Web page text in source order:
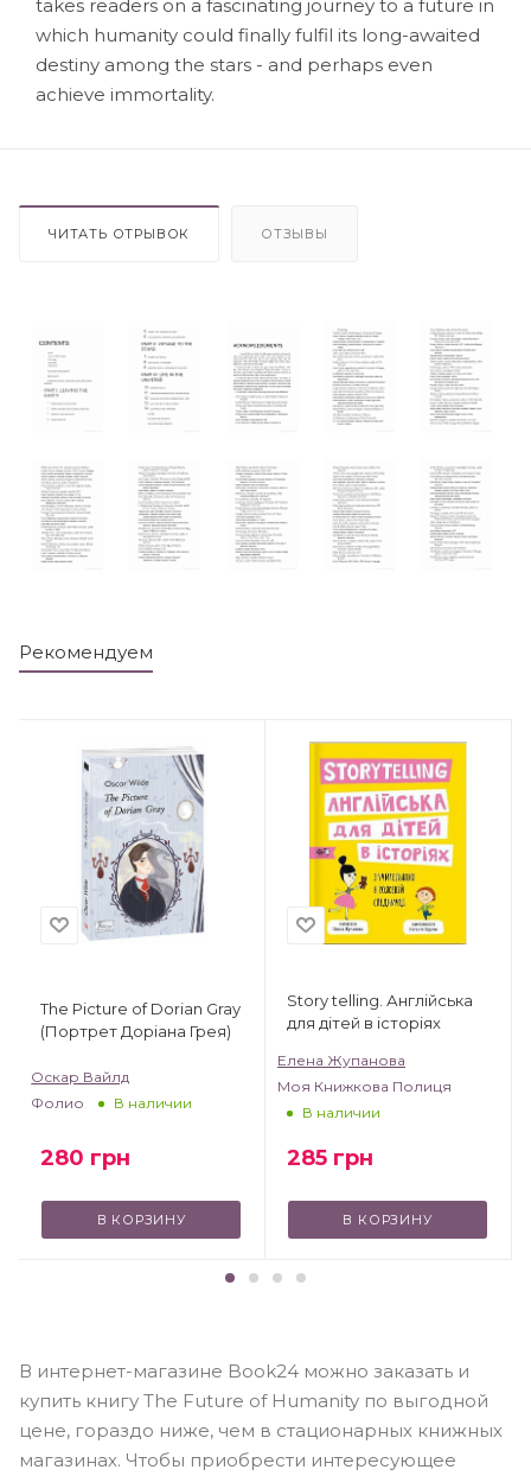
takes readers on a fascinating journey to a future in
which humanity could finally fulfil its long-awaited
destiny among the stars - and perhaps even
achieve immortality.
ЧИТАТЬ ОТРЫВОК ОТЗЫВЫ
Рекомендуем
The Picture of Dorian Gray
(Портрет Доріана Грея)
Оскар Вайлд
Фолио
В наличии
280 грн
В КОРЗИНУ
Story telling. Англійська
для дітей в історіях
Елена Жупанова
Моя Книжкова Полиця
В наличии
285 грн
В КОРЗИНУ
В интернет-магазине Book24 можно заказать и
купить книгу The Future of Humanity по выгодной
цене, гораздо ниже, чем в стационарных книжных
магазинах. Чтобы приобрести интересующее